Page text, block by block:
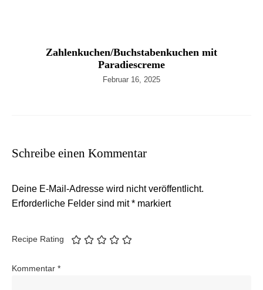
Zahlenkuchen/Buchstabenkuchen mit
Paradiescreme
Februar 16, 2025
Schreibe einen Kommentar
Deine E-Mail-Adresse wird nicht veröffentlicht.
Erforderliche Felder sind mit* markiert
Recipe Rating
Kommentar *